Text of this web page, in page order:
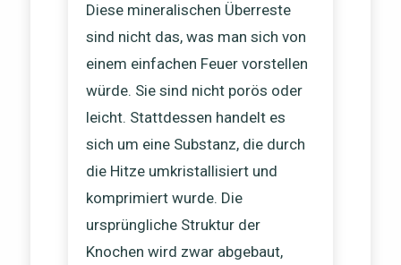
Diese mineralischen Überreste
sind nicht das, was man sich von
einem einfachen Feuer vorstellen
würde. Sie sind nicht porös oder
leicht. Stattdessen handelt es
sich um eine Substanz, die durch
die Hitze umkristallisiert und
komprimiert wurde. Die
ursprüngliche Struktur der
Knochen wird zwar abgebaut,